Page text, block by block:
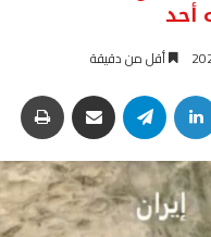
أحد
أقل من دقيقة
لينكدإن تيلقرام مشاركة عبر البريد